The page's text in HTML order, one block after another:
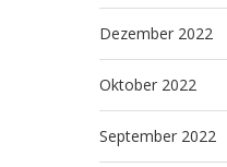
Dezember 2022
Oktober 2022
September 2022